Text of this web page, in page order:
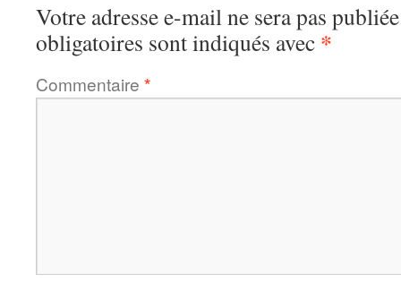
Votre adresse e-mail ne sera pas
obligatoires sont indiqués avec *
Commentaire *